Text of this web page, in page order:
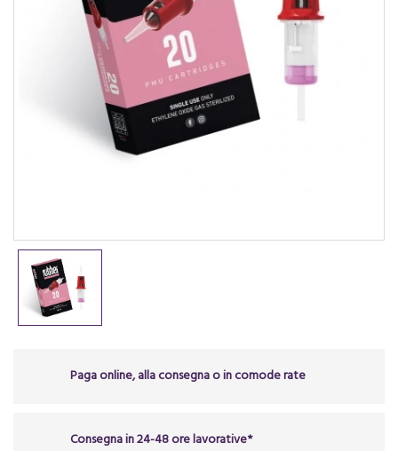
Paga online, alla consegna o in comode rate
Consegna in 24-48 ore lavorative*